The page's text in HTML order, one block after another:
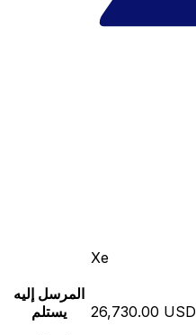
Xe
المرسل إليه
يستلم
26,730.00 USD